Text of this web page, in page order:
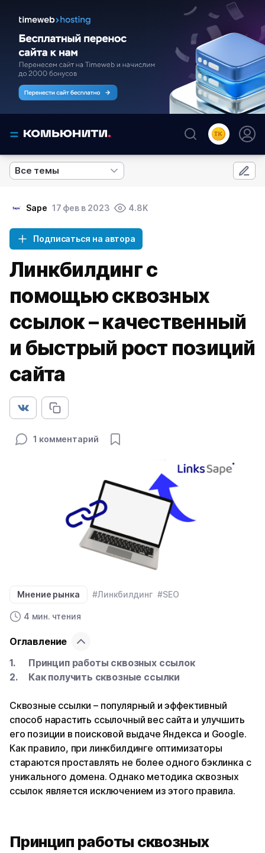
Все темы
Sape 17 фев в 2023 4.8K
Подписаться на автора
Линкбилдинг с
помощью сквозных
ссылок – качественный
и быстрый рост позиций
сайта
1 комментарий
Мнение рынка #Линкбилдинг #SEO
4 мин. чтения
Оглавление
Принцип работы сквозных ссылок
Как получить сквозные ссылки
Сквозные ссылки – популярный и эффективный
способ нарастить ссылочный вес сайта и улучшить
его позиции в поисковой выдаче Яндекса и Google.
Как правило, при линкбилдинге оптимизаторы
стараются проставлять не более одного бэклинка с
уникального домена. Однако методика сквозных
ссылок является исключением из этого правила.
Принцип работы сквозных